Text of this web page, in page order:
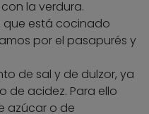
la verdura.
que está cocinado
por el pasapurés y
de sal y de dulzor, ya
de acidez. Para ello
azúcar o de